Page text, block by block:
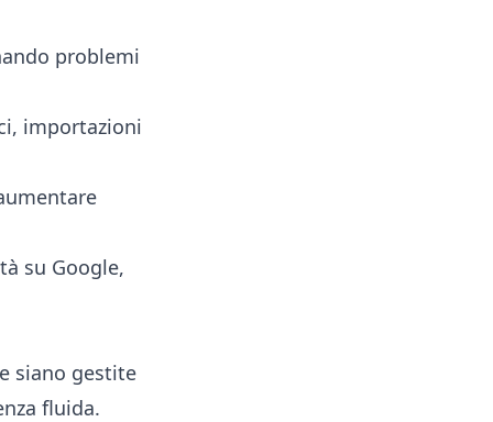
problemi
importazioni
su Google,
siano gestite
fluida.